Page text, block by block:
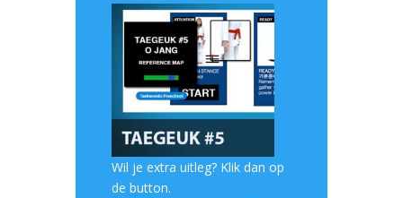
Wil je extra uitleg? Klik dan op
de button.